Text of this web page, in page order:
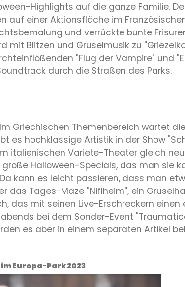
Highlights auf die ganze Familie.
auf einer Aktionsfläche im
und verrückte bunte
Blitzen und Gruselmusik zu
"Flug der Vampire" und
durch die Straßen des Parks.
Griechischen Themenbereich wartet
es hochklassige Artistik in der Show
italienischen Variete-Theater gleich
Halloween-Specials, das man sie
kann es leicht passieren, dass man
das Tages-Maze "Niflheim", ein
das mit seinen Live-Erschreckern einen
bei dem Sonder-Event
es aber in einem separaten Artikel
Europa-Park 2023